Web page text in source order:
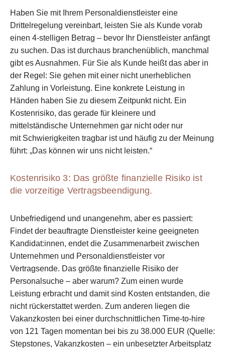
Haben Sie mit Ihrem Personaldienstleister eine
Drittelregelung vereinbart, leisten Sie als Kunde vorab
einen 4-stelligen Betrag – bevor Ihr Dienstleister anfängt
zu suchen. Das ist durchaus branchenüblich, manchmal
gibt es Ausnahmen. Für Sie als Kunde heißt das aber in
der Regel: Sie gehen mit einer nicht unerheblichen
Zahlung in Vorleistung. Eine konkrete Leistung in
Händen haben Sie zu diesem Zeitpunkt nicht. Ein
Kostenrisiko, das gerade für kleinere und
mittelständische Unternehmen gar nicht oder nur
mit Schwierigkeiten tragbar ist und häufig zu der Meinung
führt: „Das können wir uns nicht leisten.“
Kostenrisiko 3: Das größte finanzielle Risiko ist
die vorzeitige Vertragsbeendigung.
Unbefriedigend und unangenehm, aber es passiert:
Findet der beauftragte Dienstleister keine geeigneten
Kandidat:innen, endet die Zusammenarbeit zwischen
Unternehmen und Personaldienstleister vor
Vertragsende. Das größte finanzielle Risiko der
Personalsuche – aber warum? Zum einen wurde
Leistung erbracht und damit sind Kosten entstanden, die
nicht rückerstattet werden. Zum anderen liegen die
Vakanzkosten bei einer durchschnittlichen Time-to-hire
von 121 Tagen momentan bei bis zu 38.000 EUR (Quelle:
Stepstones, Vakanzkosten – ein unbesetzter Arbeitsplatz